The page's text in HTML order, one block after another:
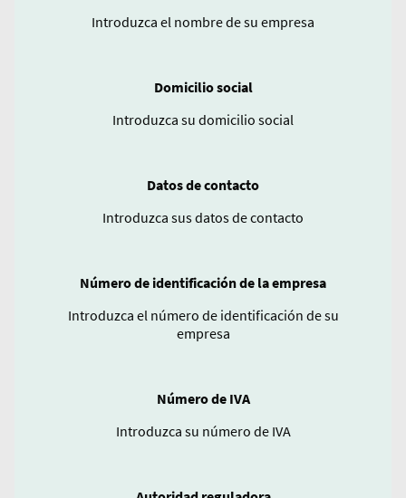
Introduzca el nombre de su empresa
Domicilio social
Introduzca su domicilio social
Datos de contacto
Introduzca sus datos de contacto
Número de identificación de la empresa
Introduzca el número de identificación de su
empresa
Número de IVA
Introduzca su número de IVA